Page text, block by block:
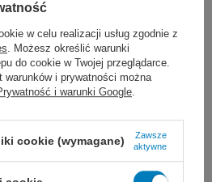
chorobami przewodu
jedzenie jest
które mamy w
w celu realizacji usług zgodnie z
. Możesz określić warunki
do cookie w Twojej przeglądarce.
warunków i prywatności można
i warunki Google
cookie (wymagane)
Zawsze
aktywne